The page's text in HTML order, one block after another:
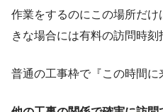
作業をするのにこの場所だ
きな場合には有料の訪問時刻
普通の工事枠で『この時間